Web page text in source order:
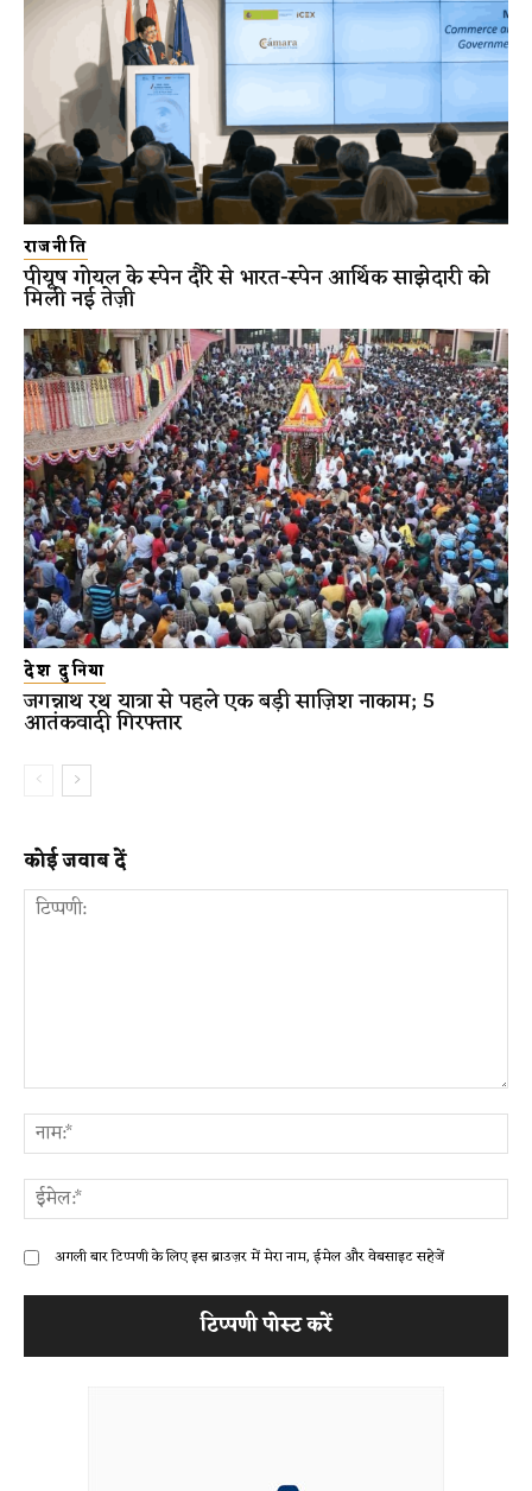
राजनीति
पीयूष गोयल के स्पेन दौरे से भारत-स्पेन आर्थिक साझेदारी को
मिली नई तेज़ी
देश दुनिया
जगन्नाथ रथ यात्रा से पहले एक बड़ी साज़िश नाकाम; 5
आतंकवादी गिरफ्तार
कोई जवाब दें
अगली बार टिप्पणी के लिए इस ब्राउज़र में मेरा नाम, ईमेल और वेबसाइट सहेजें